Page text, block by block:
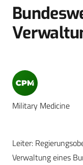
Military Medicine
Leiter:
Verwaltung eines